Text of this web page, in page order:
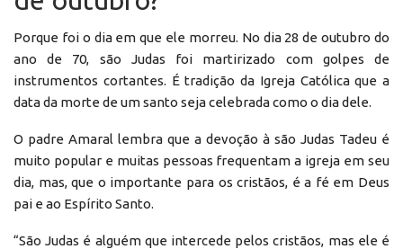
Porque foi o dia em que ele morreu. No dia 28 de outubro do
ano de 70, são Judas foi martirizado com golpes de
instrumentos cortantes. É tradição da Igreja Católica que a
data da morte de um santo seja celebrada como o dia dele.
O padre Amaral lembra que a devoção à são Judas Tadeu é
muito popular e muitas pessoas frequentam a igreja em seu
dia, mas, que o importante para os cristãos, é a fé em Deus
pai e ao Espírito Santo.
“São Judas é alguém que intercede pelos cristãos, mas ele é